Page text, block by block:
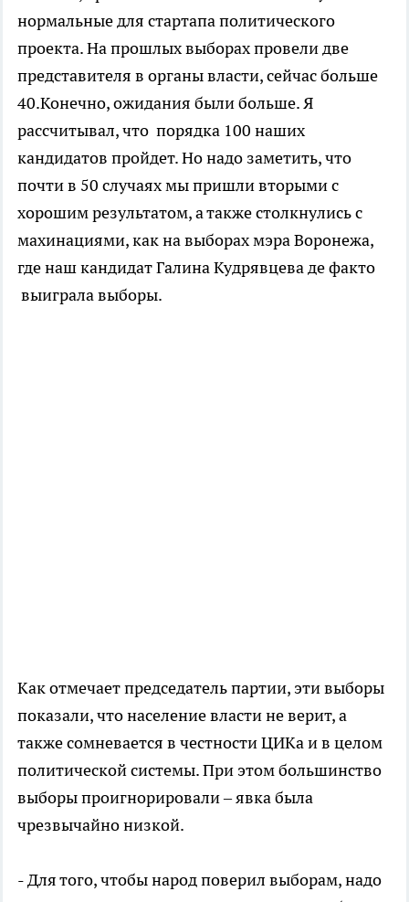
нормальные для стартапа политического
проекта. На прошлых выборах провели две
представителя в органы власти, сейчас больше
40.Конечно, ожидания были больше. Я
рассчитывал, что порядка 100 наших
кандидатов пройдет. Но надо заметить, что
почти в 50 случаях мы пришли вторыми с
хорошим результатом, а также столкнулись с
махинациями, как на выборах мэра Воронежа,
где наш кандидат Галина Кудрявцева де факто
выиграла выборы.
Как отмечает председатель партии, эти выборы
показали, что население власти не верит, а
также сомневается в честности ЦИКа и в целом
политической системы. При этом большинство
выборы проигнорировали – явка была
чрезвычайно низкой.
- Для того, чтобы народ поверил выборам, надо